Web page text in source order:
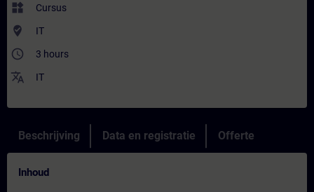
widgets Cursus
where_to_vote IT
access_time 3 hours
translate IT
Beschrijving Data en registratie Offerte
Inhoud